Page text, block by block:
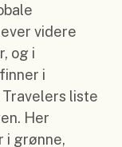
videre
og i
i
liste
Her
i grønne,